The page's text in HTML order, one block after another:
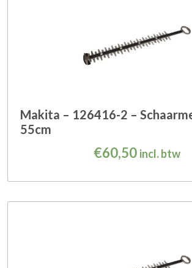
Makita – 126416-2 –
55cm
€60,50 incl. btw